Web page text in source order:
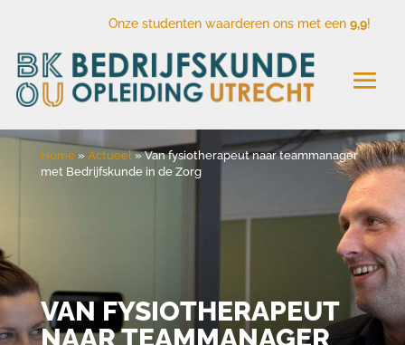
Onze studenten waarderen ons met een9,9!
Home» Actueel»Van fysiotherapeut naar teammanager
met Bedrijfskunde in de Zorg
VAN FYSIOTHERAPEUT
NAAR TEAMMANAGER